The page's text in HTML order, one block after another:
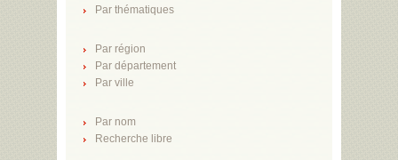
Par thématiques
Par région
Par département
Par ville
Par nom
Recherche libre